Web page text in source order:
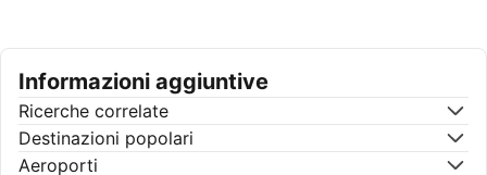
Informazioni aggiuntive
Ricerche correlate
Destinazioni popolari
Aeroporti